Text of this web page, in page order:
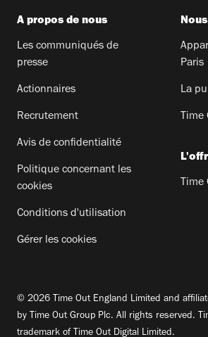
A propos de nous
Les communiqués de
presse
Actionnaires
Recrutement
Avis de confidentialité
Politique concernant les
cookies
Conditions d'utilisation
Gérer les cookies
Paris
La
Time
Time
© 2026 Time Out England Limited and
by Time Out Group Plc. All rights reserved.
trademark of Time Out Digital Limited.